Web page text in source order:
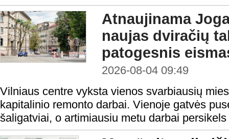
Atnaujinama
naujas dviračių
patogesnis
2026-08-04 09:49
Vilniaus centre vyksta vienos svarbiausių
kapitalinio remonto darbai. Vienoje gatvės
šaligatviai, o artimiausiu metu darbai